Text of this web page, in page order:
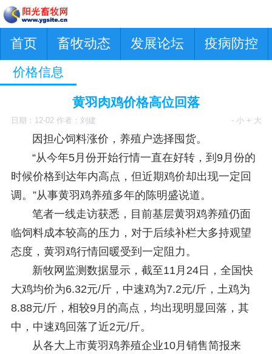
首页 畜牧动态 发展论坛 疫病防控
价格信息
黄羽肉鸡价格高位回落
日期：12-02 作者：刘建 - 小 + 大
因担心饲料涨价，养殖户选择囤货。
“从今年5月份开始行情一直在好转，到9月份的
时候价格到达年内高点，但近期鸡价却出现一定回
调。”从事黄羽鸡养殖多年的陈明盛说道。
笔者一线走访获悉，目前基层黄羽鸡养殖仍面
临饲料成本较高的压力，对于后续补栏大多持观望
态度，黄羽鸡行情回暖受到一定阻力。
新牧网监测数据显示，截至11月24日，全国快
大鸡均价为6.32元/斤，中速鸡为7.2元/斤，土鸡为
8.88元/斤，相较9月的高点，均出现明显回落，其
中，中速鸡回落了近2元/斤。
从各大上市黄羽鸡养殖企业10月销售简报来